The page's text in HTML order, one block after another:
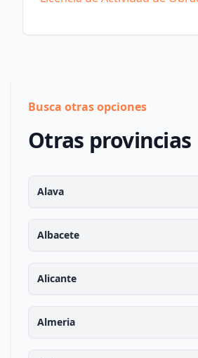
Busca otras opciones
Otras provincias
Alava
Albacete
Alicante
Almeria